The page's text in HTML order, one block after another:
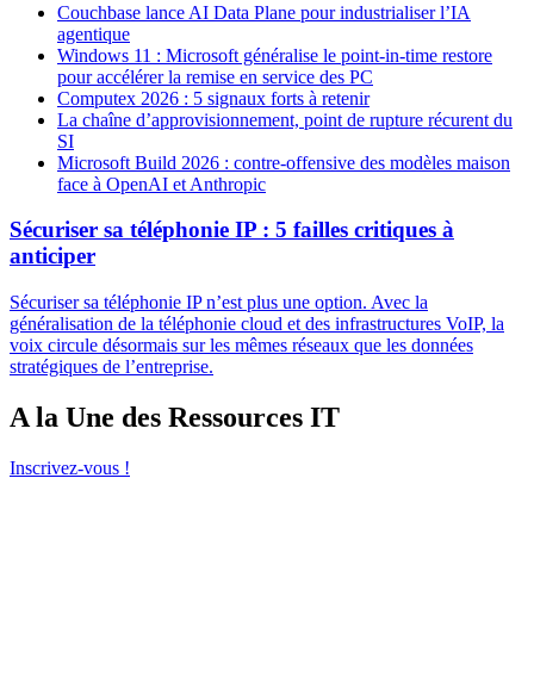
Couchbase lance AI Data Plane pour industrialiser l’IA
agentique
Windows 11 : Microsoft généralise le point-in-time restore
pour accélérer la remise en service des PC
Computex 2026 : 5 signaux forts à retenir
La chaîne d’approvisionnement, point de rupture récurent du
SI
Microsoft Build 2026 : contre-offensive des modèles maison
face à OpenAI et Anthropic
Sécuriser sa téléphonie IP : 5 failles critiques à
anticiper
Sécuriser sa téléphonie IP n’est plus une option. Avec la
généralisation de la téléphonie cloud et des infrastructures VoIP, la
voix circule désormais sur les mêmes réseaux que les données
stratégiques de l’entreprise.
A la Une des Ressources IT
Inscrivez-vous !